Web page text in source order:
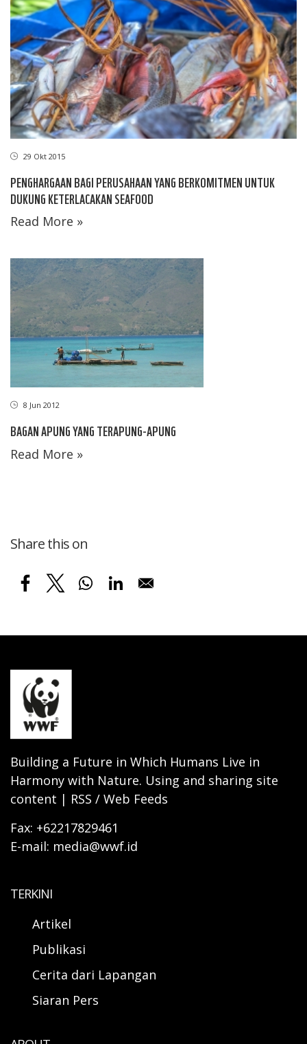
29 Okt 2015
PENGHARGAAN BAGI PERUSAHAAN YANG BERKOMITMEN UNTUK
DUKUNG KETERLACAKAN SEAFOOD
Read More »
8 Jun 2012
BAGAN APUNG YANG TERAPUNG-APUNG
Read More »
Share this on
Building a Future in Which Humans Live in
Harmony with Nature. Using and sharing site
content | RSS / Web Feeds
Fax: +62217829461
E-mail: media@wwf.id
TERKINI
Artikel
Publikasi
Cerita dari Lapangan
Siaran Pers